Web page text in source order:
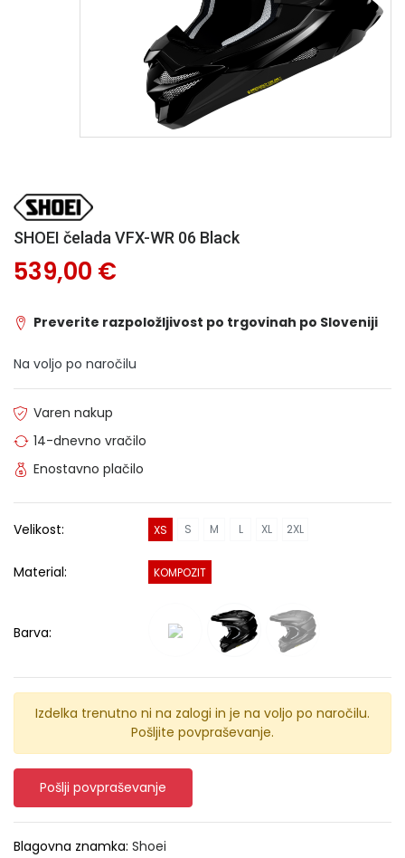
SHOEI čelada VFX-WR 06 Black
539,00 €
Preverite razpoložljivost po trgovinah po Sloveniji
Na voljo po naročilu
Varen nakup
14-dnevno vračilo
Enostavno plačilo
Velikost: XS S M L XL 2XL
Material: KOMPOZIT
Barva:
Izdelka trenutno ni na zalogi in je na voljo po naročilu.
Pošljite povpraševanje.
Pošlji povpraševanje
Blagovna znamka: Shoei